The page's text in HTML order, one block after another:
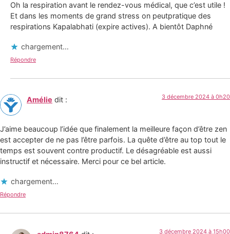
Oh la respiration avant le rendez-vous médical, que c’est utile !
Et dans les moments de grand stress on peutpratique des
respirations Kapalabhati (expire actives). A bientôt Daphné
chargement…
Répondre
Amélie dit : 3 décembre 2024 à 0h20
J’aime beaucoup l’idée que finalement la meilleure façon d’être zen
est accepter de ne pas l’être parfois. La quête d’être au top tout le
temps est souvent contre productif. Le désagréable est aussi
instructif et nécessaire. Merci pour ce bel article.
chargement…
Répondre
3 décembre 2024 à 15h00